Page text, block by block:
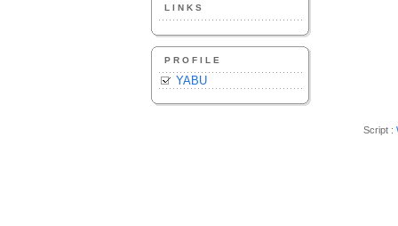
LINKS
PROFILE
YABU
Script :